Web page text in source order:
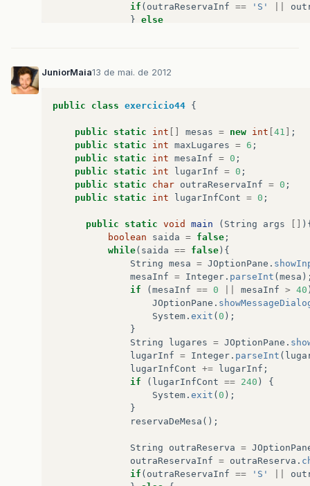
if ( outraReservaInf == 'S'
} else
public
static
mesaInf ]
System.out . println
else
System .out . println "A mesa " +
System .out .println ( "Lugares
}
JuniorMaia13 de mai. de 2012
public class exercicio44 {
public static int mesas = new int 41
;
public
static int maxLugares = 6 ;
public
static int mesaInf = 0 ;
public
static int lugarInf = 0 ;
public
static char outraReservaInf = 0 ;
public
static int lugarInfCont = 0 ;
public static void main ( String args
boolean
saida = false ;
while( saida == false ){
String mesa = JOptionPane .
mesaInf = Integer . parseInt ( mesa
if
( mesaInf == 0 mesaInf > 40
JOptionPane .
System . exit ( 0 );
}
String
lugares = JOptionPane .
lugarInf = Integer . parseInt (
lugarInfCont += lugarInf ;
if
( lugarInfCont == 240 )
{
System . exit ( 0 );
}
reservaDeMesa ();
String outraReserva =
outraReservaInf = outraReserva .
if ( outraReservaInf == 'S'